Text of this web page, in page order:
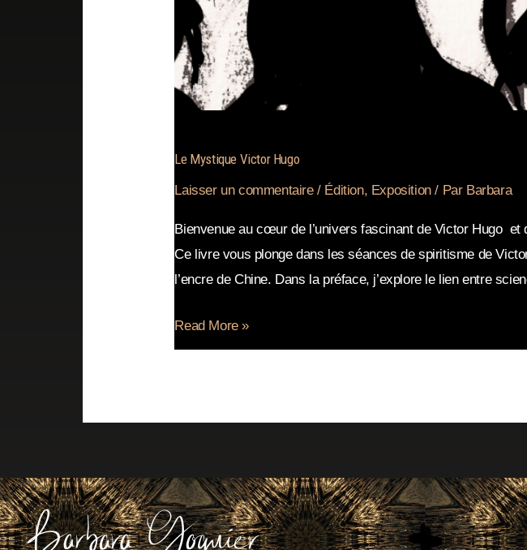
Le Mystique Victor Hugo
Laisser un commentaire / Édition, Exposition/ Par Barbara
Bienvenue au cœur de l’univers fascinant de Victor Hugo
Ce livre vous plonge dans les séances de spiritisme de
l’encre de Chine. Dans la préface, j’explore le lien entre
Read More »